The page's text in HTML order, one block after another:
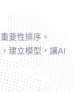
要性排序。
建立模型，讓AI